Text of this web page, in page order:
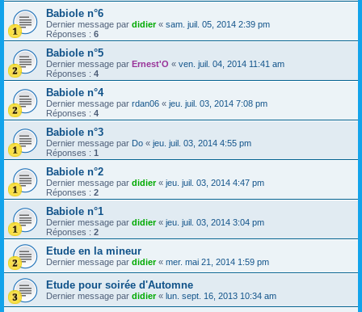
Babiole n°6
Dernier message par didier« sam. juil. 05, 2014 2:39 pm
Réponses : 6
Babiole n°5
Dernier message par Ernest'O « ven. juil. 04, 2014 11:41 am
Réponses : 4
Babiole n°4
Dernier message par rdan06 « jeu. juil. 03, 2014 7:08 pm
Réponses : 4
Babiole n°3
Dernier message par Do « jeu. juil. 03, 2014 4:55 pm
Réponses : 1
Babiole n°2
Dernier message par didier« jeu. juil. 03, 2014 4:47 pm
Réponses : 2
Babiole n°1
Dernier message par didier« jeu. juil. 03, 2014 3:04 pm
Réponses : 2
Etude en la mineur
Dernier message par didier« mer. mai 21, 2014 1:59 pm
Etude pour soirée d'Automne
Dernier message par didier« lun. sept. 16, 2013 10:34 am